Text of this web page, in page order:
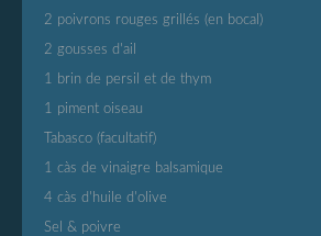
2 poivrons rouges grillés (en bocal)
2 gousses d'ail
1 brin de persil et de thym
1 piment oiseau
Tabasco (facultatif)
1 càs de vinaigre balsamique
4 càs d'huile d'olive
Sel & poivre